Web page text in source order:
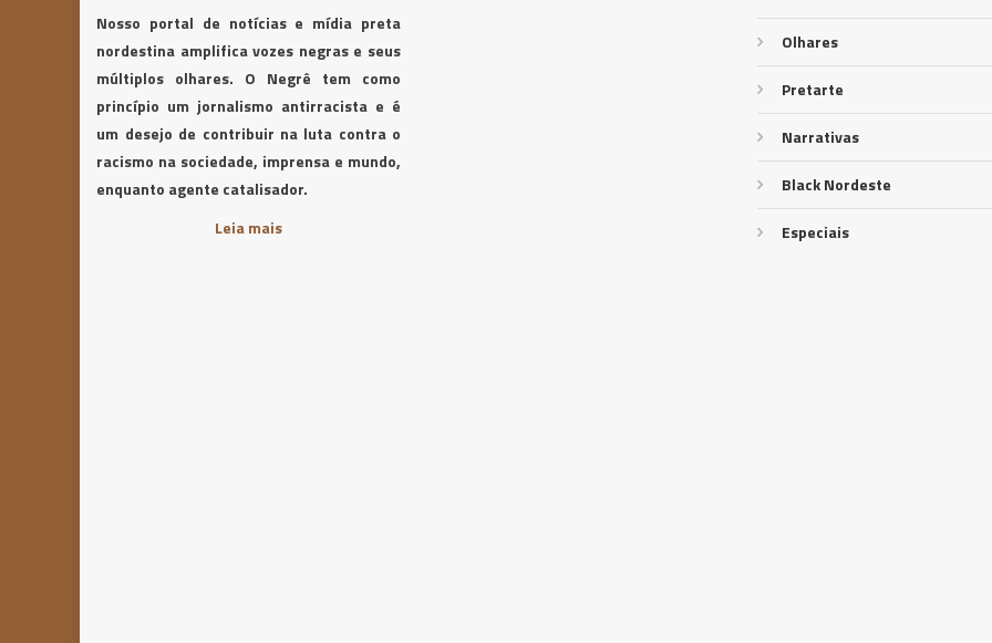
Nosso portal de notícias e mídia preta
nordestina amplifica vozes negras e seus
múltiplos olhares. O Negrê tem como
princípio um jornalismo antirracista e é
um desejo de contribuir na luta contra o
racismo na sociedade, imprensa e mundo,
enquanto agente catalisador.
Leia mais
Olhares
Pretarte
Narrativas
Black Nordeste
Especiais